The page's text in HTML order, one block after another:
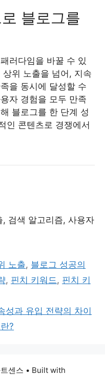
블로그를
러다임을 바꿀 수 있
위 노출을 넘어, 지속
을 동시에 달성할 수
자 경험을 모두 만족
블로그를 한 단계 성
인 콘텐츠로 경쟁에서
검색 알고리즘, 사용자
노출, 블로그 성공의
, 핀치 키워드 , 핀치 키
성과 유입 전략의 차이
?
센스 • Built with